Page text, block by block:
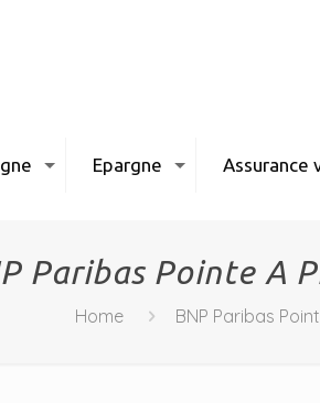
Epargne Assurance
Paribas Pointe A
Home BNP Paribas